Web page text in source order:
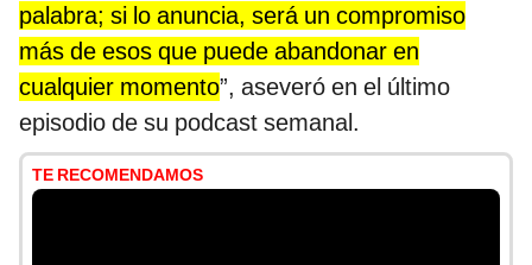
palabra; si lo anuncia, será un compromiso
más de esos que puede abandonar en
cualquier momento”, aseveró en el último
episodio de su podcast semanal.
TE RECOMENDAMOS